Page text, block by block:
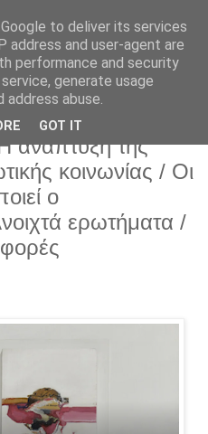
ανάπτυξη της
κοινωνίας / Οι
ο
ερωτήματα /
to deliver its services
address and user-agent are
performance and security
generate usage
abuse.
GOT IT